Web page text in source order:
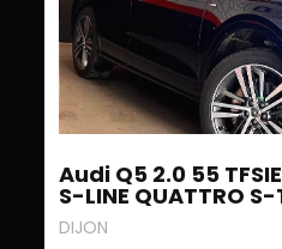
Audi Q5 2.0 55
S-LINE QUATTRO
DIJON